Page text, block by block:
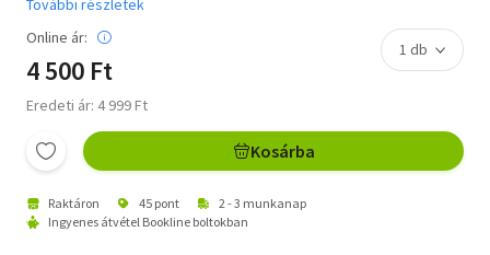
További részletek
Online ár:
4 500 Ft
Eredeti ár: 4 999 Ft
Kosárba
Raktáron 45 pont
2 - 3 munkanap
Ingyenes átvétel Bookline boltokban